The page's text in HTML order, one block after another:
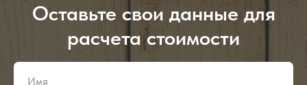
Оставьте свои данные для
расчета стоимости